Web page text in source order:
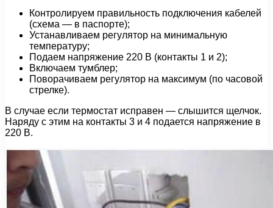
Контролируем правильность подключения кабелей
(схема — в паспорте);
Устанавливаем регулятор на минимальную
температуру;
Подаем напряжение 220 В (контакты 1 и 2);
Включаем тумблер;
Поворачиваем регулятор на максимум (по часовой
стрелке).
В случае если термостат исправен — слышится щелчок.
Наряду с этим на контакты 3 и 4 подается напряжение в
220 В.